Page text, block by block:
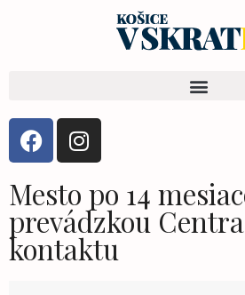
Mesto po 14
prevádzkou
kontaktu